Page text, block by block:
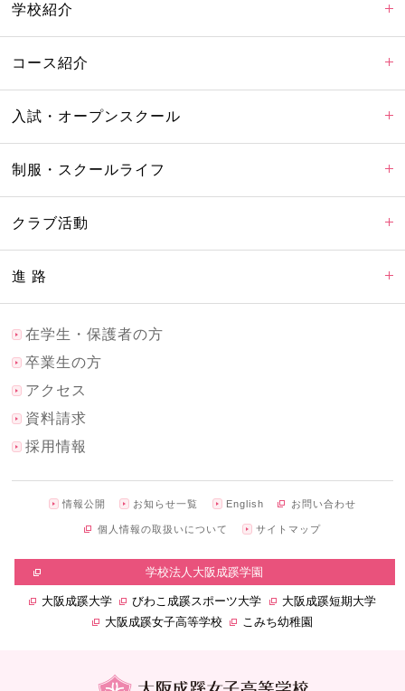
学校紹介
コース紹介
入試・オープンスクール
制服・スクールライフ
クラブ活動
進 路
在学生・保護者の方
卒業生の方
アクセス
資料請求
採用情報
情報公開 お知らせ一覧 English お問い合わせ
個人情報の取扱いについて サイトマップ
学校法人大阪成蹊学園
大阪成蹊大学 びわこ成蹊スポーツ大学
大阪成蹊短期大学
大阪成蹊女子高等学校
こみち幼稚園